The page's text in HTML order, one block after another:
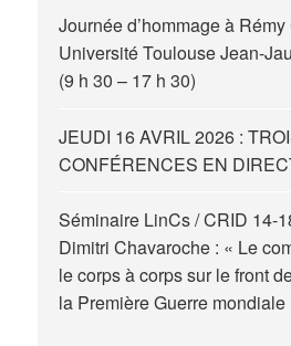
Journée d’hommage à
Université Toulouse Jean-
(9 h 30 – 17 h 30)
JEUDI 16 AVRIL 2026 :
CONFÉRENCES EN
Séminaire LinCs / CRID 14-
Dimitri Chavaroche : « Le
le corps à corps sur le front
la Première Guerre mondiale